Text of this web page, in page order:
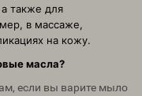
также для
в массаже,
на кожу.
масла?
если вы варите мыло